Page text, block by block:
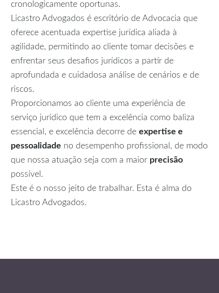
cronologicamente oportunas.
Licastro Advogados é escritório de Advocacia que
oferece acentuada expertise jurídica aliada à
agilidade, permitindo ao cliente tomar decisões e
enfrentar seus desafios jurídicos a partir de
aprofundada e cuidadosa análise de cenários e de
riscos.
Proporcionamos ao cliente uma experiência de
serviço jurídico que tem a excelência como baliza
essencial, e excelência decorre deexpertise e
pessoalidade no desempenho profissional, de modo
que nossa atuação seja com a maior precisão
possível.
Este é o nosso jeito de trabalhar. Esta é alma do
Licastro Advogados.